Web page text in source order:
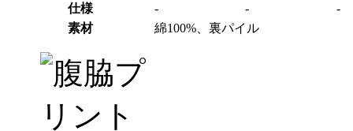
仕様
- -
-
素材
綿100%、裏パイル